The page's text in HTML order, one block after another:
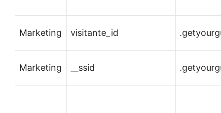
Marketing visitante_id
Marketing __ssid